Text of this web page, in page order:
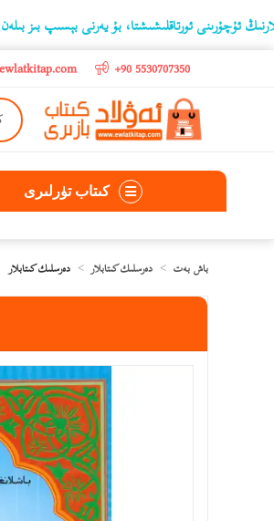
ئورتاقلىشىشتا، بۇ يەرنى بېسىپ بىز بىلەن
+90 5530707350
كىتاب تۈرلىرى
باش بەت دەرسلىك كىتابلار دەرسلىك كىتابلار